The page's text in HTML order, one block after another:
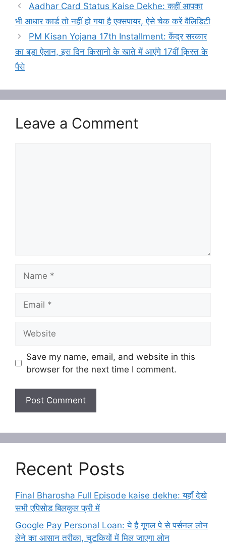
Aadhar Card Status Kaise Dekhe: कहीं आपका
भी आधार कार्ड तो नहीं हो गया है एक्‍सपायर, ऐसे चेक करें वैलिडिटी
PM Kisan Yojana 17th Installment: केंद्र सरकार
का बड़ा ऐलान, इस दिन किसानो के खाते में आएंगे 17वीं क़िस्त के
पैसे
Leave a Comment
Save my name, email, and website in this
browser for the next time I comment.
Recent Posts
Final Bharosha Full Episode kaise dekhe: यहाँ देखे
सभी एपिसोड बिलकुल फ्री में
Google Pay Personal Loan: ये है गूगल पे से पर्सनल लोन
लेने का आसान तरीका, चुटकियों में मिल जाएगा लोन